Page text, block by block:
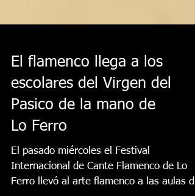
El flamenco llega a los
escolares del Virgen del
Pasico de la mano de
Lo Ferro
El pasado miércoles el Festival